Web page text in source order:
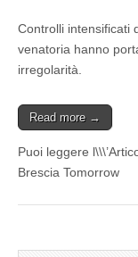
Controlli intensificati
venatoria hanno
irregolarità.
Read more →
Puoi leggere
Brescia Tomorrow